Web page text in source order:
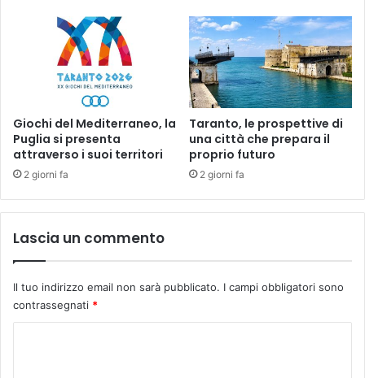
Giochi del Mediterraneo, la
Puglia si presenta
attraverso i suoi territori
2 giorni fa
Taranto, le prospettive di
una città che prepara il
proprio futuro
2 giorni fa
Lascia un commento
Il tuo indirizzo email non sarà pubblicato. I campi obbligatori sono
contrassegnati *